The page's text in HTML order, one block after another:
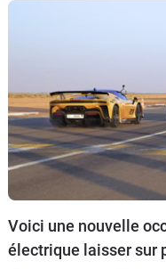
Voici une nouvelle
électrique laisser sur